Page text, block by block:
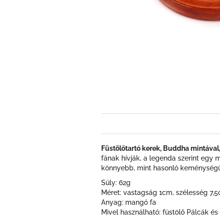
Füstölőtartó kerek, Buddha
fának hívják, a legenda szerint egy
könnyebb, mint hasonló
Súly: 62g
Méret: vastagság 1cm, szélesség
Anyag: mangó fa
Mivel használható: füstölő Pálcák